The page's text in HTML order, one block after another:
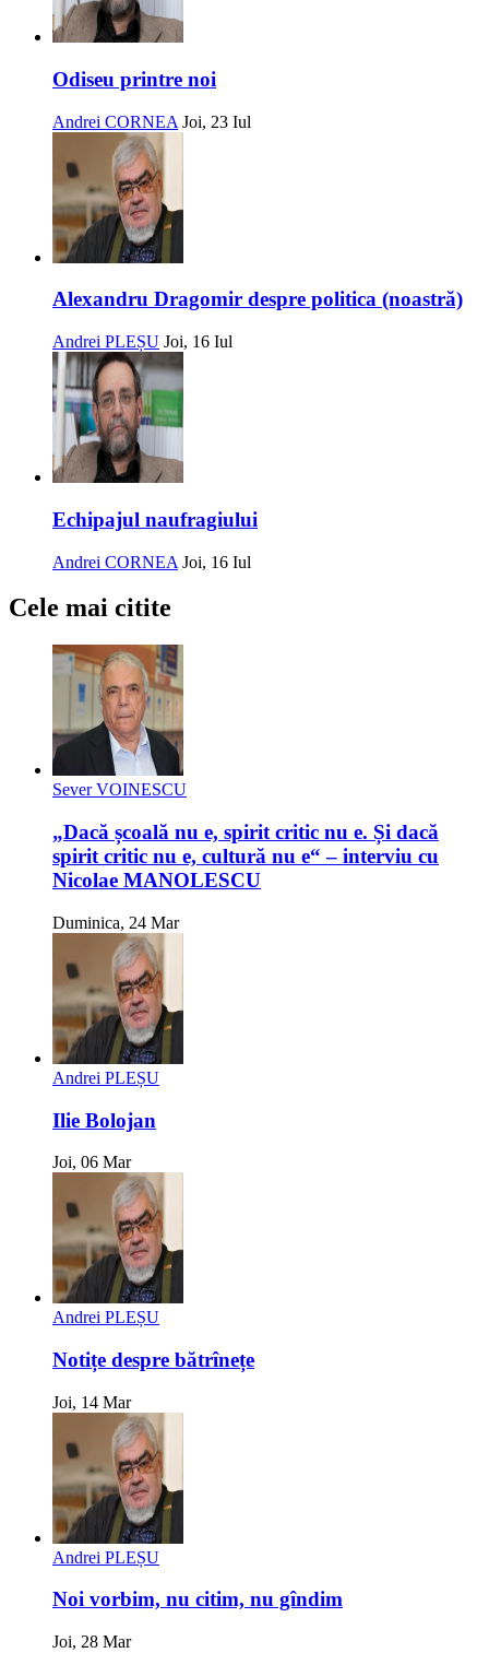
Odiseu printre noi
Andrei CORNEA Joi, 23 Iul
Alexandru Dragomir despre politica (noastră)
Andrei PLEȘU Joi, 16 Iul
Echipajul naufragiului
Andrei CORNEA Joi, 16 Iul
Cele mai citite
Sever VOINESCU
„Dacă școală nu e, spirit critic nu e. Și dacă
spirit critic nu e, cultură nu e“ – interviu cu
Nicolae MANOLESCU
Duminica, 24 Mar
Andrei PLEȘU
Ilie Bolojan
Joi, 06 Mar
Andrei PLEȘU
Notițe despre bătrînețe
Joi, 14 Mar
Andrei PLEȘU
Noi vorbim, nu citim, nu gîndim
Joi, 28 Mar